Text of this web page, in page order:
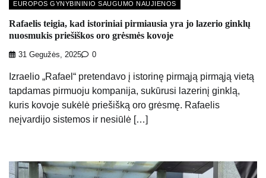
EUROPOS GYNYBININIO SAUGUMO NAUJIENOS
Rafaelis teigia, kad istoriniai pirmiausia yra jo lazerio ginklų
nuosmukis priešiškos oro grėsmės kovoje
31 Gegužės, 2025 0
Izraelio „Rafael“ pretendavo į istorinę pirmąją pirmąją vietą
tapdamas pirmuoju kompanija, sukūrusi lazerinį ginklą,
kuris kovoje sukėlė priešišką oro grėsmę. Rafaelis
neįvardijo sistemos ir nesiūlė […]